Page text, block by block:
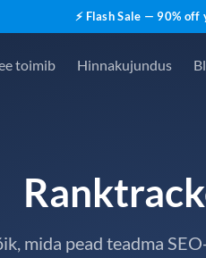
⚡ Flash Sale — 90%
toimib Hinnakujundus
mida pead teadma